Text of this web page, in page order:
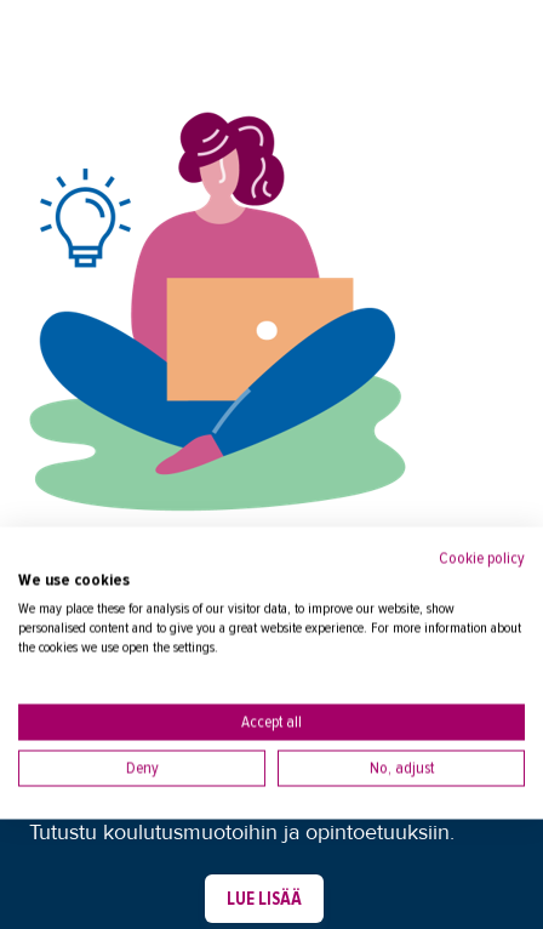
MIKÄ KOULUTUSMUOTO SOPII
SINULLE?
Tutustu koulutusmuotoihin ja opintoetuuksiin.
LUE LISÄÄ
Cookie policy
We use cookies
We may place these for analysis of our visitor data, to improve our website, show
personalised content and to give you a great website experience. For more information about
the cookies we use open the settings.
Accept all
Deny No, adjust